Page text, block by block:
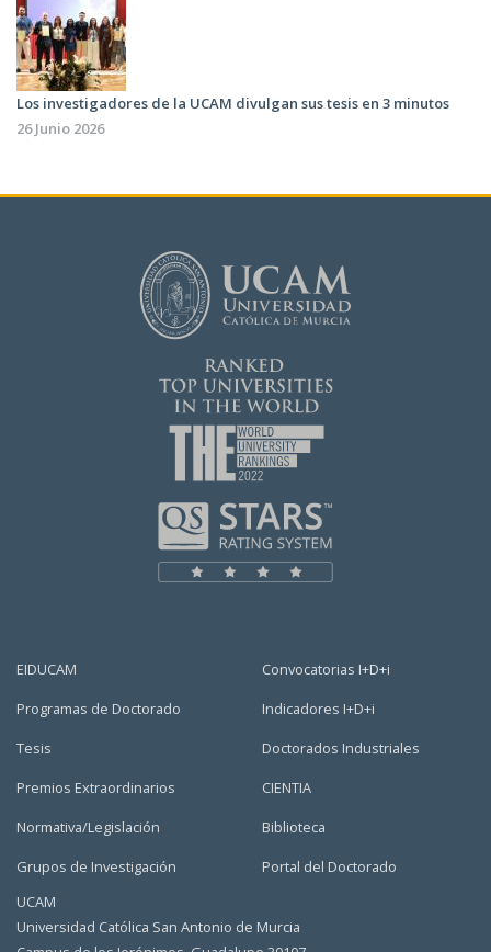
Los investigadores de la UCAM divulgan sus tesis en 3 minutos
26 Junio 2026
EIDUCAM
Programas de Doctorado
Tesis
Premios Extraordinarios
Normativa/Legislación
Grupos de Investigación
Convocatorias I+D+i
Indicadores I+D+i
Doctorados Industriales
CIENTIA
Biblioteca
Portal del Doctorado
UCAM
Universidad Católica San Antonio de Murcia